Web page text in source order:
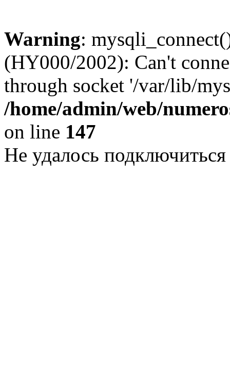
Warning:
(HY000/2002): Can't
through socket '/var/lib/
/home/admin/web/
on line 147
Не удалось